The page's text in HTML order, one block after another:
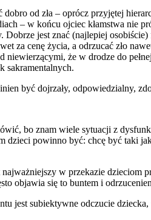
dobro od zła – oprócz przyjętej
– w końcu ojciec kłamstwa nie
Dobrze jest znać (najlepiej
za cenę życia, a odrzucać zło
niewierzącymi, że w drodze do
sakramentalnych.
być dojrzały, odpowiedzialny,
bo znam wiele sytuacji z
dzieci powinno być: chcę być taki
w przekazie
objawia się to buntem i
jest subiektywne odczucie